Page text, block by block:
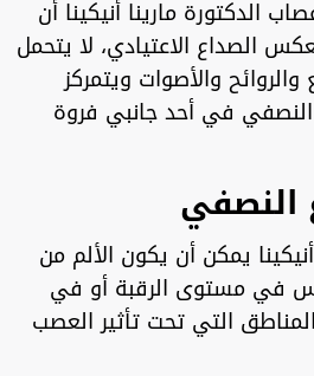
الدكتورة مارينا أنيكينا أن
الصداع الاعتيادي، لا يتحمل
والأصوات ويتمركز
النصفي في أحد جانبي فروة
النصفي
يمكن أن يكون الألم من
في مستوى الرقبة أو في
التي تحت تأثير العصب